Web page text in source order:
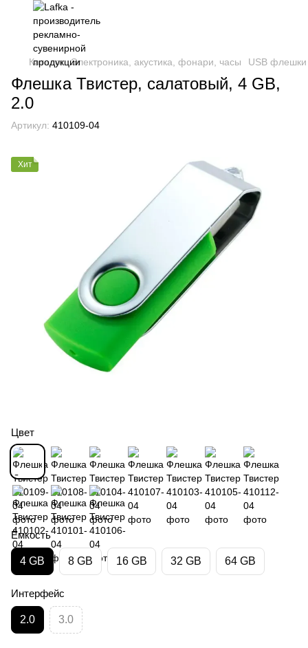
Каталог Электроника, акустика, фонари, часы USB флешки
Флешка Твистер, салатовый, 4 GB,
2.0
Артикул: 410109-04
Хит
Цвет
Ёмкость
4 GB 8 GB 16 GB 32 GB 64 GB
Интерфейс
2.0 3.0